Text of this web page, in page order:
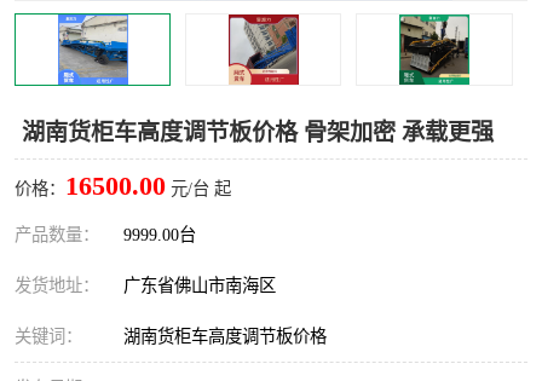
湖南货柜车高度调节板价格 骨架加密 承载更强
价格： 16500.00 元/台 起
产品数量： 9999.00台
发货地址： 广东省佛山市南海区
关键词： 湖南货柜车高度调节板价格